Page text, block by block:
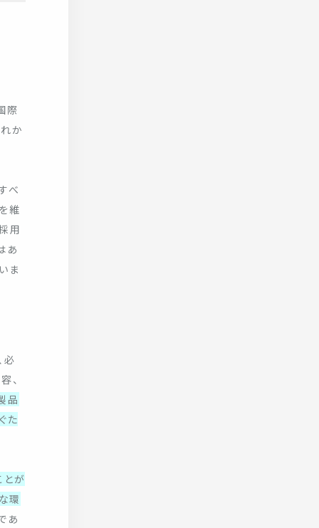
際
か
べ
維
用
あ
ま
必
、
品
た
が
環
あ